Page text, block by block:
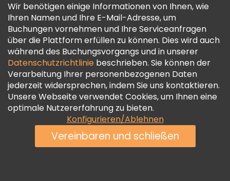
Cookie-Richtlinie
Freetour Auszeichnungen
Treueprogramm
Wir benötigen einige Informationen von Ihnen, wie
Ihren Namen und Ihre E-Mail-Adresse, um
Buchungen vornehmen und Ihre Serviceanfragen
über die Plattform erfüllen zu können. Dies wird auch
während des Buchungsvorgangs und in unserer
Datenschutzrichtlinie beschrieben. Sie können der
Verarbeitung Ihrer personenbezogenen Daten
jederzeit widersprechen, indem Sie uns kontaktieren.
Unsere Webseite verwendet Cookies, um Ihnen eine
optimale Nutzererfahrung zu bieten.
Konfigurieren/Ablehnen
Vereinbaren und schließen